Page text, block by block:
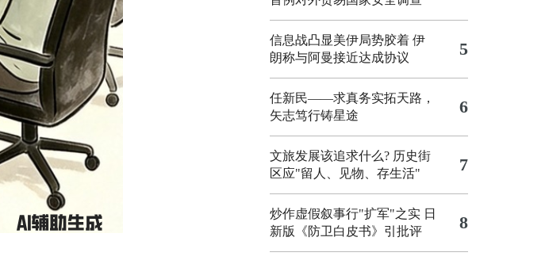
信息战凸显美伊局势胶着 伊
朗称与阿曼接近达成协议
5
任新民——求真务实拓天路，
矢志笃行铸星途
6
文旅发展该追求什么? 历史街
区应"留人、见物、存生活"
7
炒作虚假叙事行"扩军"之实 日
新版《防卫白皮书》引批评
8